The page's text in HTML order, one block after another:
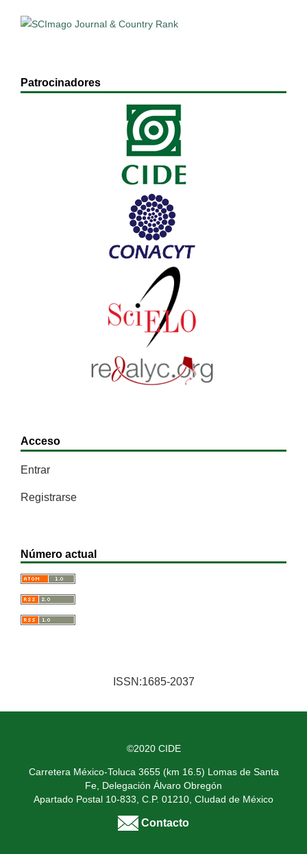
Patrocinadores
Acceso
Entrar
Registrarse
Número actual
ISSN:1685-2037
©2020 CIDE
Carretera México-Toluca 3655 (km 16.5) Lomas de Santa
Fe, Delegación Álvaro Obregón
Apartado Postal 10-833, C.P. 01210, CIudad de México
Contacto